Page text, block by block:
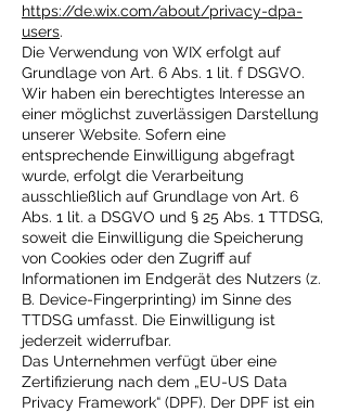
https://de.wix.com/about/privacy-dpa-
users.
Die Verwendung von WIX erfolgt auf
Grundlage von Art. 6 Abs. 1 lit. f DSGVO.
Wir haben ein berechtigtes Interesse an
einer möglichst zuverlässigen Darstellung
unserer Website. Sofern eine
entsprechende Einwilligung abgefragt
wurde, erfolgt die Verarbeitung
ausschließlich auf Grundlage von Art. 6
Abs. 1 lit. a DSGVO und § 25 Abs. 1 TTDSG,
soweit die Einwilligung die Speicherung
von Cookies oder den Zugriff auf
Informationen im Endgerät des Nutzers (z.
B. Device-Fingerprinting) im Sinne des
TTDSG umfasst. Die Einwilligung ist
jederzeit widerrufbar.
Das Unternehmen verfügt über eine
Zertifizierung nach dem „EU-US Data
Privacy Framework“ (DPF). Der DPF ist ein